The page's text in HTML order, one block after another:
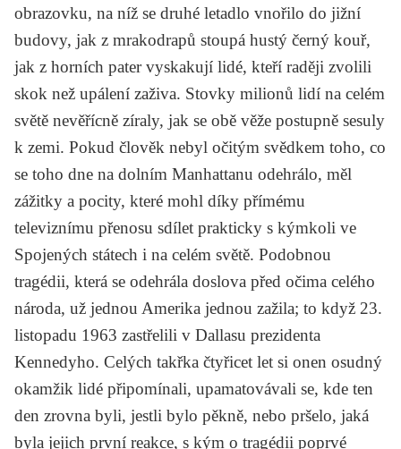
obrazovku, na níž se druhé letadlo vnořilo do jižní
budovy, jak z mrakodrapů stoupá hustý černý kouř,
jak z horních pater vyskakují lidé, kteří raději zvolili
skok než upálení zaživa. Stovky milionů lidí na celém
světě nevěřícně zíraly, jak se obě věže postupně sesuly
k zemi. Pokud člověk nebyl očitým svědkem toho, co
se toho dne na dolním Manhattanu odehrálo, měl
zážitky a pocity, které mohl díky přímému
televiznímu přenosu sdílet prakticky s kýmkoli ve
Spojených státech i na celém světě. Podobnou
tragédii, která se odehrála doslova před očima celého
národa, už jednou Amerika jednou zažila; to když 23.
listopadu 1963 zastřelili v Dallasu prezidenta
Kennedyho. Celých takřka čtyřicet let si onen osudný
okamžik lidé připomínali, upamatovávali se, kde ten
den zrovna byli, jestli bylo pěkně, nebo pršelo, jaká
byla jejich první reakce, s kým o tragédii poprvé